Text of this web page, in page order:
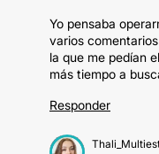
Yo pensaba
varios
la que me pedían
más tiempo a
Responder